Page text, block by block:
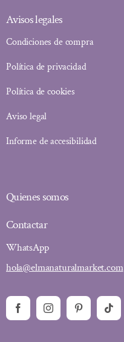
Avisos legales
Condiciones de compra
Política de privacidad
Política de cookies
Aviso legal
Informe de accesibilidad
Quienes somos
Contactar
WhatsApp
hola@elmanaturalmarket.com